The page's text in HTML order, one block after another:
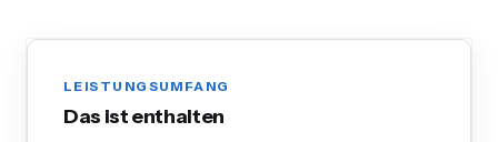
LEISTUNGSUMFANG
Das ist enthalten